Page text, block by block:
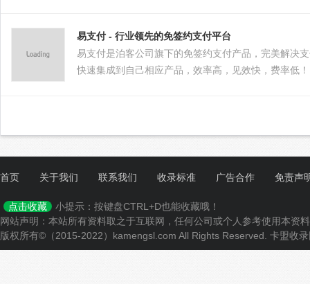
易支付 - 行业领先的免签约支付平台
易支付是泊客公司旗下的免签约支付产品，完美解决
快速集成到自己相应产品，效率高，见效快，费率低！
首页 关于我们 联系我们 收录标准 广告合作 免责声
点击收藏
小提示：按键盘CTRL+D也能收藏哦！
网站声明：本站所有资料取之于互联网，任何公司或个人参考使用本
版权所有©（2015-2022）kamengsl.com All Rights Reserved. 卡盟收